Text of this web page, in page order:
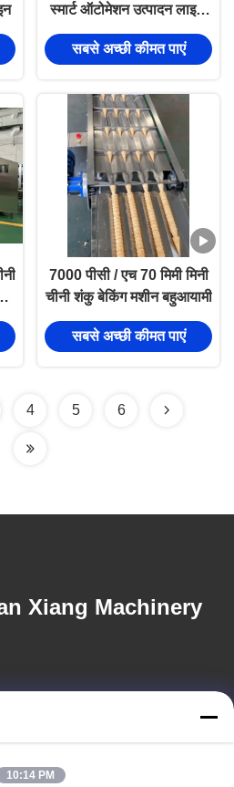
स्मार्ट ऑटोमेशन उत्पादन लाइन,
53 पीसी ओवन बेकिंग प्लेट्स के
साथ प्रति घंटे 6000 पीसी का
सबसे अच्छी कीमत पाएं
7000 पीसी / एच 70 मिमी मिनी
चीनी शंकु बेकिंग मशीन बहुआयामी
सबसे अच्छी कीमत पाएं
4 5 6
Xiang Machinery
10:14 PM